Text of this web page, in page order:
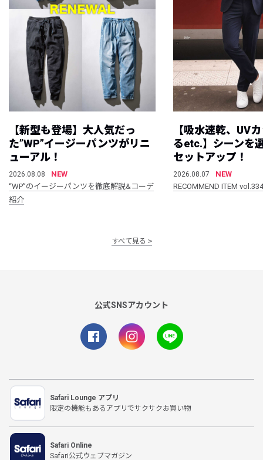
【新型も登場】大人気だっ
た”WP”イージーパンツがリニ
ューアル！
2026.08.08
NEW
“WP”のイージーパンツを徹底解説&コーデ
紹介
【吸水速乾、UV
るetc.】シーンを
セットアップ！
2026.08.07
NEW
RECOMMEND ITEM vol.334
すべて見る
公式SNSアカウント
Safari Lounge アプリ
限定の機能もあるアプリでサクサクお買い物
Safari Online
Safari公式ウェブマガジン